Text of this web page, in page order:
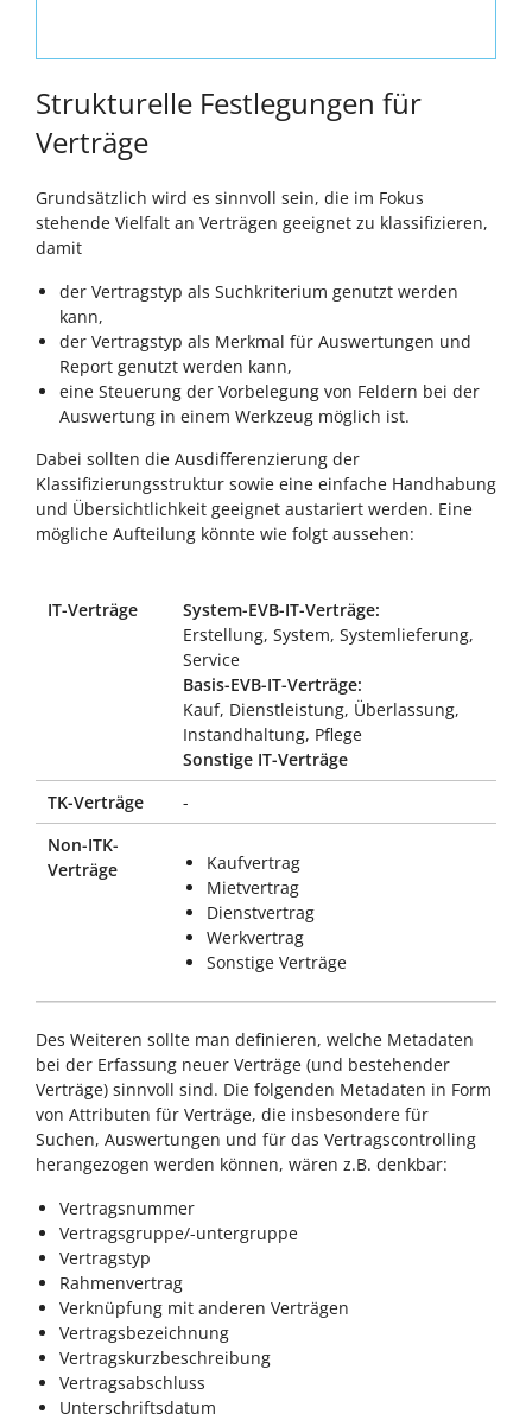
Strukturelle Festlegungen für
Verträge
Grundsätzlich wird es sinnvoll sein, die im Fokus
stehende Vielfalt an Verträgen geeignet zu klassifizieren,
damit
der Vertragstyp als Suchkriterium genutzt werden
kann,
der Vertragstyp als Merkmal für Auswertungen und
Report genutzt werden kann,
eine Steuerung der Vorbelegung von Feldern bei der
Auswertung in einem Werkzeug möglich ist.
Dabei sollten die Ausdifferenzierung der
Klassifizierungsstruktur sowie eine einfache Handhabung
und Übersichtlichkeit geeignet austariert werden. Eine
mögliche Aufteilung könnte wie folgt aussehen:
IT-Verträge
System-EVB-IT-Verträge:
Erstellung, System, Systemlieferung,
Service
Basis-EVB-IT-Verträge:
Kauf, Dienstleistung, Überlassung,
Instandhaltung, Pflege
Sonstige IT-Verträge
TK-Verträge
-
Non-ITK-
Verträge
Kaufvertrag
Mietvertrag
Dienstvertrag
Werkvertrag
Sonstige Verträge
Des Weiteren sollte man definieren, welche Metadaten
bei der Erfassung neuer Verträge (und bestehender
Verträge) sinnvoll sind. Die folgenden Metadaten in Form
von Attributen für Verträge, die insbesondere für
Suchen, Auswertungen und für das Vertragscontrolling
herangezogen werden können, wären z.B. denkbar:
Vertragsnummer
Vertragsgruppe/-untergruppe
Vertragstyp
Rahmenvertrag
Verknüpfung mit anderen Verträgen
Vertragsbezeichnung
Vertragskurzbeschreibung
Vertragsabschluss
Unterschriftsdatum